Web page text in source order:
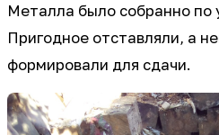
Металла было собранно по
Пригодное отставляли, а
формировали для сдачи.